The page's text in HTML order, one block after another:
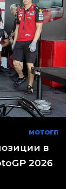
МОТОГП
в
2026